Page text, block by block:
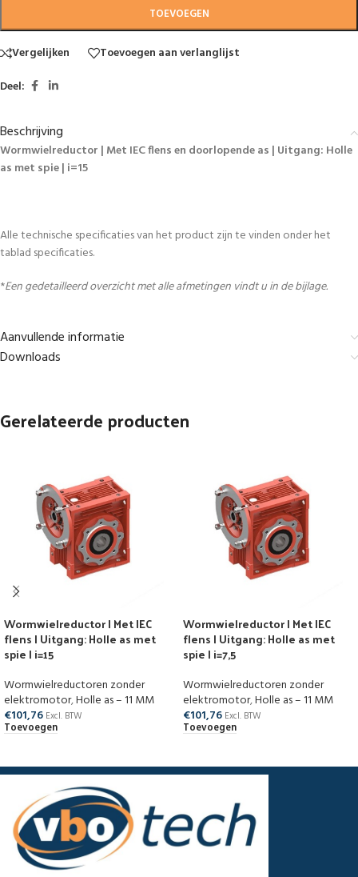
TOEVOEGEN
Vergelijken
Toevoegen aan verlanglijst
Deel:
Beschrijving
Wormwielreductor | Met IEC flens en doorlopende as | Uitgang: Holle
as met spie | i=15
Alle technische specificaties van het product zijn te vinden onder het
tablad specificaties.
*Een gedetailleerd overzicht met alle afmetingen vindt u in de bijlage.
Aanvullende informatie
Downloads
Gerelateerde producten
Wormwielreductor | Met IEC
flens | Uitgang: Holle as met
spie | i=15
Wormwielreductoren zonder
elektromotor,Holle as – 11 MM
€101,76 Excl. BTW
Toevoegen
Wormwielreductor | Met IEC
flens | Uitgang: Holle as met
spie | i=7,5
Wormwielreductoren zonder
elektromotor,Holle as – 11 MM
€101,76 Excl. BTW
Toevoegen